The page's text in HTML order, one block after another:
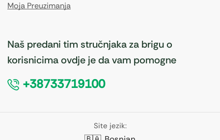
Moja Preuzimanja
Naš predani tim stručnjaka za brigu o
korisnicima ovdje je da vam pomogne
+38733719100
Site jezik: